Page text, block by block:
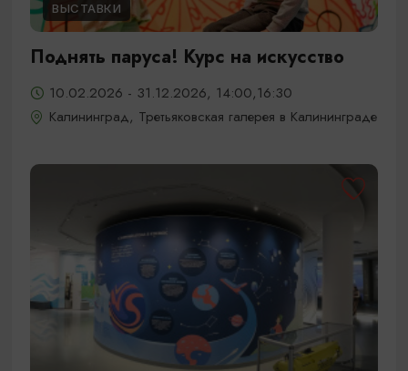
ВЫСТАВКИ
Поднять паруса! Курс на искусство
10.02.2026 - 31.12.2026, 14:00,16:30
Калининград, Третьяковская галерея в Калининграде